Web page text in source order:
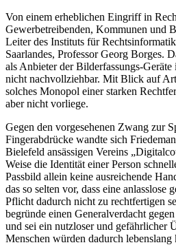
Von einem erheblichen Eingriff in
Gewerbetreibenden, Kommunen und
Leiter des Instituts für
Saarlandes, Professor Georg Borges.
als Anbieter der Bilderfassungs-
nicht nachvollziehbar. Mit Blick auf
solches Monopol einer starken
aber nicht vorliege.
Gegen den vorgesehenen Zwang zur
Fingerabdrücke wandte sich
Bielefeld ansässigen Vereins
Weise die Identität einer Person
Passbild allein keine ausreichende
das so selten vor, dass eine anlasslose
Pflicht dadurch nicht zu rechtfertigen
begründe einen Generalverdacht
und sei ein nutzloser und gefährlicher
Menschen würden dadurch lebenslang